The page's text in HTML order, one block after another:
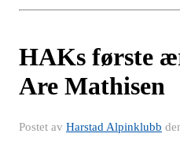
HAKs første
Are Mathisen
Postet av Harstad Alpinklubb